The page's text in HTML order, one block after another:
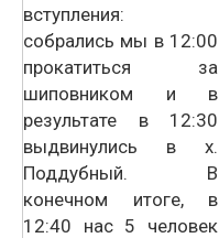
вступления:
собрались мы в 12:00
прокатиться за
шиповником и в
результате в 12:30
выдвинулись в х.
Поддубный. В
конечном итоге, в
12:40 нас 5 человек